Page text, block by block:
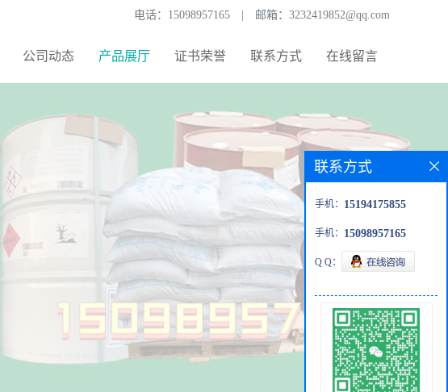
电话： 15098957165 邮箱： 3232419852@qq.com
公司动态 产品展厅 证书荣誉 联系方式 在线留言
联系方式
手机： 15194175855
手机： 15098957165
Q Q：